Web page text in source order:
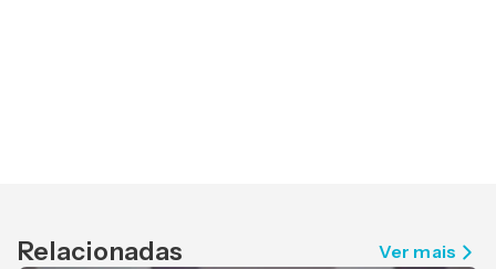
Relacionadas Ver mais